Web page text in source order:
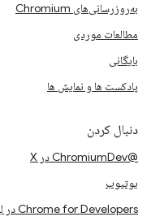
به‌روزرسانی‌های Chromium
مطالعات موردی
بایگانی
پادکست ها و نمایش ها
دنبال کردن
@ChromiumDev در X
یوتیوب
Chrome for Developers در لینکدین